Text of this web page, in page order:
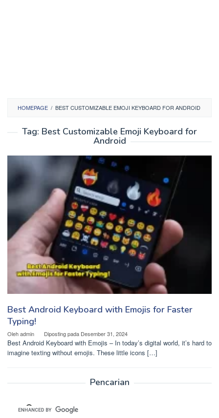
HOMEPAGE / BEST CUSTOMIZABLE EMOJI KEYBOARD FOR ANDROID
Tag: Best Customizable Emoji Keyboard for
Android
Best Android Keyboard with Emojis for Faster
Typing!
Olehadmin Diposting pada Desember 31, 2024
Best Android Keyboard with Emojis – In today’s digital world, it’s hard to
imagine texting without emojis. These little icons […]
Pencarian